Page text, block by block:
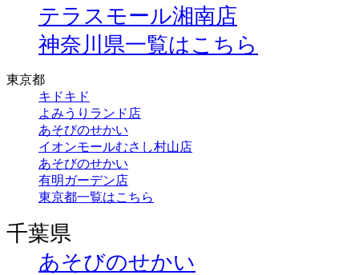
テラスモール湘南店
神奈川県一覧はこちら
東京都
キドキド
よみうりランド店
あそびのせかい
イオンモールむさし村山店
あそびのせかい
有明ガーデン店
東京都一覧はこちら
千葉県
あそびのせかい